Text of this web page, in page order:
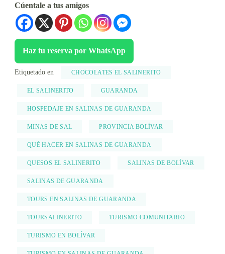
Cúentale a tus amigos
Haz tu reserva por WhatsApp
Etiquetado en CHOCOLATES EL SALINERITO
EL SALINERITO GUARANDA
HOSPEDAJE EN SALINAS DE GUARANDA
MINAS DE SAL PROVINCIA BOLÍVAR
QUÉ HACER EN SALINAS DE GUARANDA
QUESOS EL SALINERITO SALINAS DE BOLÍVAR
SALINAS DE GUARANDA
TOURS EN SALINAS DE GUARANDA
TOURSALINERITO TURISMO COMUNITARIO
TURISMO EN BOLÍVAR